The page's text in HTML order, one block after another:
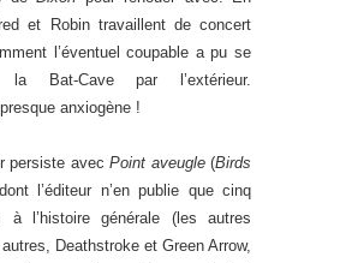
et Robin travaillent de concert
l’éventuel coupable a pu se
Bat-Cave par l’extérieur.
anxiogène !
persiste avecPoint aveugle(Birds
l’éditeur n’en publie que cinq
à l’histoire générale (les autres
Deathstroke et Green Arrow,